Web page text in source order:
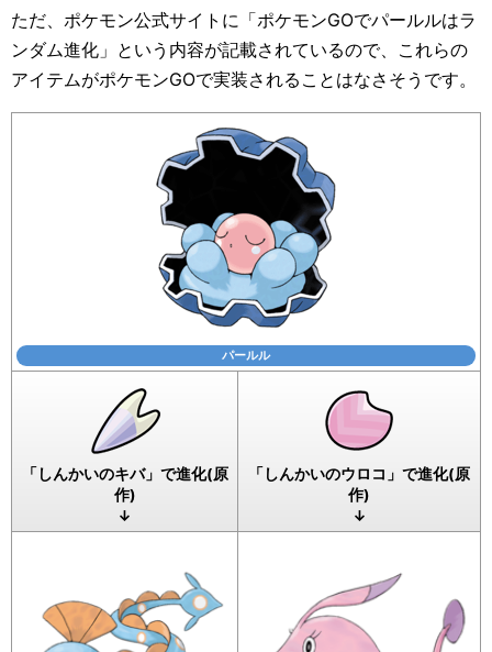
ただ、ポケモン公式サイトに「ポケモンGOでパールルはラ
ンダム進化」という内容が記載されているので、これらの
アイテムがポケモンGOで実装されることはなさそうです。
パールル
「しんかいのキバ」で進化(原
作)
↓
「しんかいのウロコ」で進化(原
作)
↓